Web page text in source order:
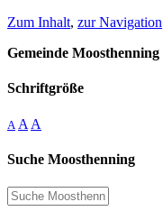
Zum Inhalt, zur Navigation
Gemeinde Moosthenning
Schriftgröße
A A A
Suche Moosthenning